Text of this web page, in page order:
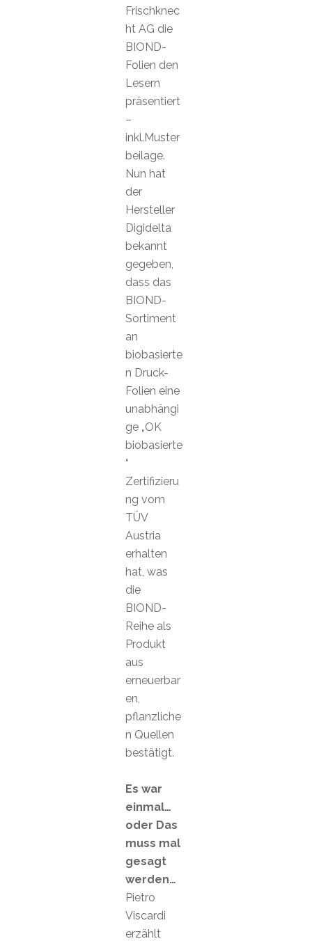
Frischknec
ht AG die
BIOND-
Folien den
Lesern
präsentiert
–
inkl.Muster
beilage.
Nun hat
der
Hersteller
Digidelta
bekannt
gegeben,
dass das
BIOND-
Sortiment
an
biobasierte
n Druck-
Folien eine
unabhängi
ge „OK
biobasierte
“
Zertifizieru
ng vom
TÜV
Austria
erhalten
hat, was
die
BIOND-
Reihe als
Produkt
aus
erneuerbar
en,
pflanzliche
n Quellen
bestätigt.
Es war
einmal…
oder Das
muss mal
gesagt
werden…
Pietro
Viscardi
erzählt